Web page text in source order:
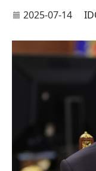
2025-07-14